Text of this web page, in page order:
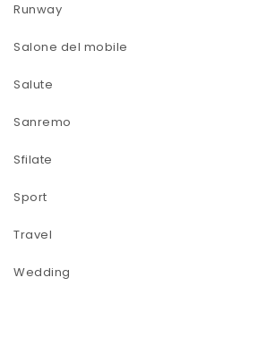
Runway
Salone del mobile
Salute
Sanremo
Sfilate
Sport
Travel
Wedding